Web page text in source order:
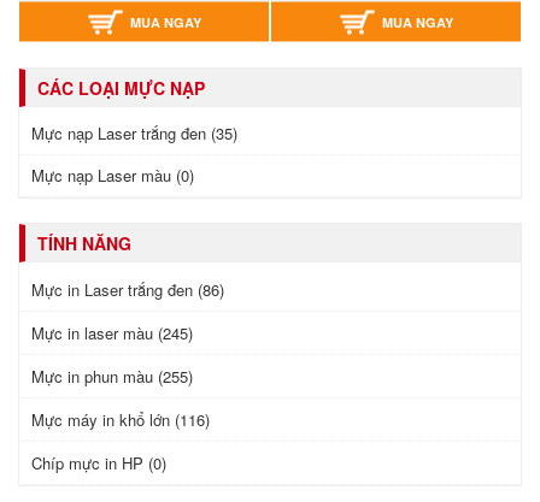
MUA NGAY MUA NGAY
CÁC LOẠI MỰC NẠP
Mực nạp Laser trắng đen (35)
Mực nạp Laser màu (0)
TÍNH NĂNG
Mực in Laser trắng đen (86)
Mực in laser màu (245)
Mực in phun màu (255)
Mực máy in khổ lớn (116)
Chíp mực in HP (0)